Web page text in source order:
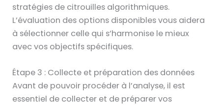
stratégies de citrouilles algorithmiques.
L’évaluation des options disponibles vous aidera
à sélectionner celle qui s’harmonise le mieux
avec vos objectifs spécifiques.
Étape 3 : Collecte et préparation des données
Avant de pouvoir procéder à l’analyse, il est
essentiel de collecter et de préparer vos